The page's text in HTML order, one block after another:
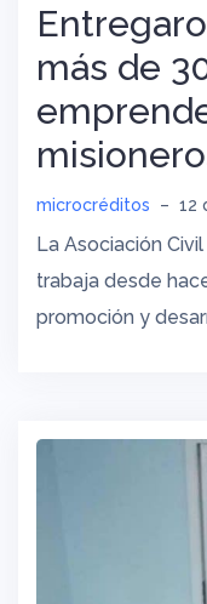
más de
microcréditos – 12
La Asociación
trabaja desde
promoción y